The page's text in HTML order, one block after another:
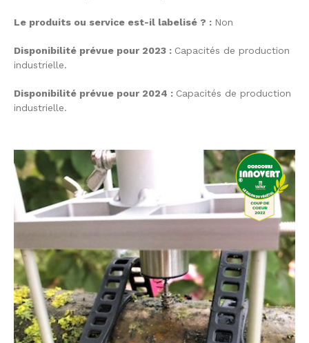
Le produits ou service est-il labelisé ? : Non
Disponibilité prévue pour 2023 : Capacités de production
industrielle.
Disponibilité prévue pour 2024 : Capacités de production
industrielle.